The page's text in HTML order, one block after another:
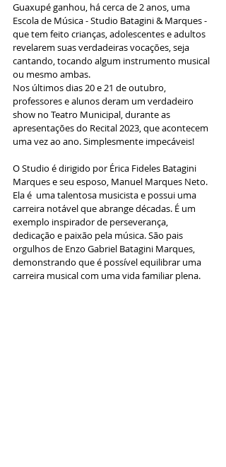
Guaxupé ganhou, há cerca de 2 anos, uma
Escola de Música - Studio Batagini & Marques -
que tem feito crianças, adolescentes e adultos
revelarem suas verdadeiras vocações, seja
cantando, tocando algum instrumento musical
ou mesmo ambas.
Nos últimos dias 20 e 21 de outubro,
professores e alunos deram um verdadeiro
show no Teatro Municipal, durante as
apresentações do Recital 2023, que acontecem
uma vez ao ano. Simplesmente impecáveis!
O Studio é dirigido por Érica Fideles Batagini
Marques e seu esposo, Manuel Marques Neto.
Ela é  uma talentosa musicista e possui uma
carreira notável que abrange décadas. É um
exemplo inspirador de perseverança,
dedicação e paixão pela música. São pais
orgulhos de Enzo Gabriel Batagini Marques,
demonstrando que é possível equilibrar uma
carreira musical com uma vida familiar plena.